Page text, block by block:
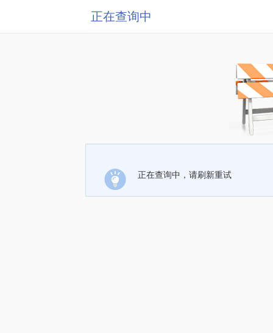
正在查询中
正在查询中，请刷新重试